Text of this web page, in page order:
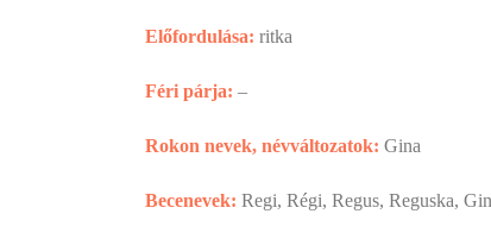
Előfordulása: ritka
Féri párja: –
Rokon nevek, névváltozatok: Gina
Becenevek: Regi, Régi, Regus, Reguska,